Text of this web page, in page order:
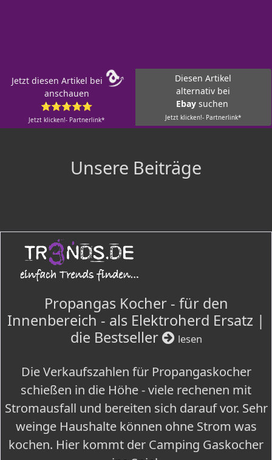
Jetzt diesen Artikel bei
anschauen
⭐⭐⭐⭐⭐
Jetzt klicken!- Partnerlink*
Diesen Artikel
alternativ bei
Ebay suchen
Jetzt klicken!- Partnerlink*
Unsere Beiträge
Propangas Kocher - für den
Innenbereich - als Elektroherd Ersatz |
die Bestseller
lesen
Die Verkaufszahlen für Propangaskocher
schießen in die Höhe - viele rechenen mit
Stromausfall und bereiten sich darauf vor. Sehr
weinge Haushalte können ohne Strom was
kochen. Hier kommt der Camping Gaskocher